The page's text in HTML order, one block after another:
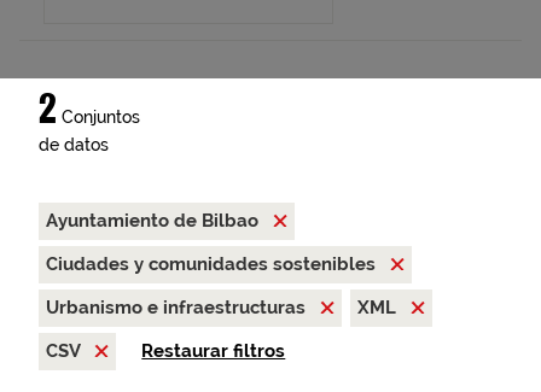
2 Conjuntos
de datos
Ayuntamiento de Bilbao
Ciudades y comunidades sostenibles
Urbanismo e infraestructuras
XML
CSV
Restaurar filtros